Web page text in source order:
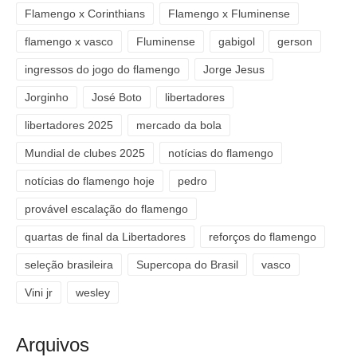
Flamengo x Corinthians Flamengo x Fluminense
flamengo x vasco Fluminense gabigol gerson
ingressos do jogo do flamengo Jorge Jesus
Jorginho José Boto libertadores
libertadores 2025 mercado da bola
Mundial de clubes 2025 notícias do flamengo
notícias do flamengo hoje pedro
provável escalação do flamengo
quartas de final da Libertadores reforços do flamengo
seleção brasileira Supercopa do Brasil vasco
Vini jr wesley
Arquivos